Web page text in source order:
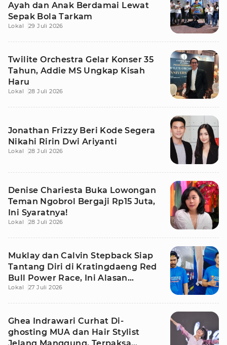
Ayah dan Anak Berdamai Lewat
Sepak Bola Tarkam
Lokal 29 Juli 2026
Twilite Orchestra Gelar Konser 35
Tahun, Addie MS Ungkap Kisah
Haru
Lokal 28 Juli 2026
Jonathan Frizzy Beri Kode Segera
Nikahi Ririn Dwi Ariyanti
Lokal 28 Juli 2026
Denise Chariesta Buka Lowongan
Teman Ngobrol Bergaji Rp15 Juta,
Ini Syaratnya!
Lokal 28 Juli 2026
Muklay dan Calvin Stepback Siap
Tantang Diri di Kratingdaeng Red
Bull Power Race, Ini Alasan
Mereka!
Lokal 27 Juli 2026
Ghea Indrawari Curhat Di-
ghosting MUA dan Hair Stylist